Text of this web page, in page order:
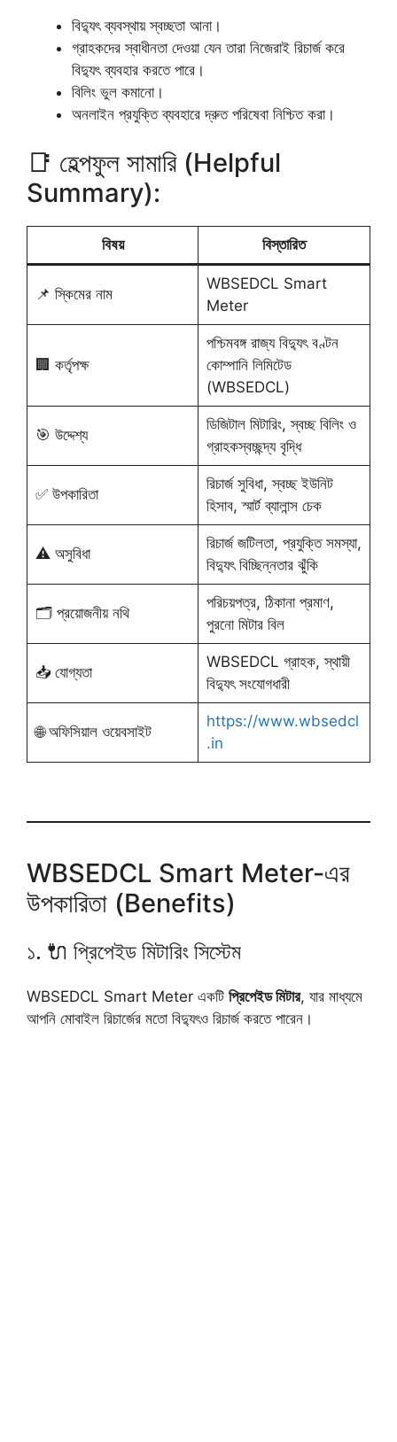
বিদ্যুৎ ব্যবস্থায় স্বচ্ছতা আনা।
গ্রাহকদের স্বাধীনতা দেওয়া যেন তারা নিজেরাই রিচার্জ করে
বিদ্যুৎ ব্যবহার করতে পারে।
বিলিং ভুল কমানো।
অনলাইন প্রযুক্তি ব্যবহারে দ্রুত পরিষেবা নিশ্চিত করা।
📑 হেল্পফুল সামারি (Helpful
Summary):
বিষয় বিস্তারিত
📌 স্কিমের নাম
WBSEDCL Smart
Meter
🏢 কর্তৃপক্ষ
পশ্চিমবঙ্গ রাজ্য বিদ্যুৎ বণ্টন
কোম্পানি লিমিটেড
(WBSEDCL)
🎯 উদ্দেশ্য
ডিজিটাল মিটারিং, স্বচ্ছ বিলিং ও
গ্রাহকস্বচ্ছন্দ্য বৃদ্ধি
✅ উপকারিতা
রিচার্জ সুবিধা, স্বচ্ছ ইউনিট
হিসাব, স্মার্ট ব্যালান্স চেক
⚠️ অসুবিধা
রিচার্জ জটিলতা, প্রযুক্তি সমস্যা,
বিদ্যুৎ বিচ্ছিন্নতার ঝুঁকি
🗂️ প্রয়োজনীয় নথি
পরিচয়পত্র, ঠিকানা প্রমাণ,
পুরনো মিটার বিল
📥 যোগ্যতা
WBSEDCL গ্রাহক, স্থায়ী
বিদ্যুৎ সংযোগধারী
🌐 অফিসিয়াল ওয়েবসাইট
https://www.wbsedcl
.in
WBSEDCL Smart Meter-এর
উপকারিতা (Benefits)
১. 🔌 প্রিপেইড মিটারিং সিস্টেম
WBSEDCL Smart Meter একটি প্রিপেইড মিটার, যার মাধ্যমে
আপনি মোবাইল রিচার্জের মতো বিদ্যুৎও রিচার্জ করতে পারেন।